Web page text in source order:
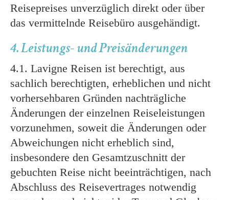
Reisepreises unverzüglich direkt oder über
das vermittelnde Reisebüro ausgehändigt.
4. Leistungs- und Preisänderungen
4.1. Lavigne Reisen ist berechtigt, aus
sachlich berechtigten, erheblichen und nicht
vorhersehbaren Gründen nachträgliche
Änderungen der einzelnen Reiseleistungen
vorzunehmen, soweit die Änderungen oder
Abweichungen nicht erheblich sind,
insbesondere den Gesamtzuschnitt der
gebuchten Reise nicht beeinträchtigen, nach
Abschluss des Reisevertrages notwendig